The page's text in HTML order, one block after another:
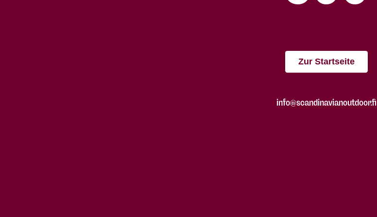
Zur Startseite
info@scandinavianoutdoor.fi